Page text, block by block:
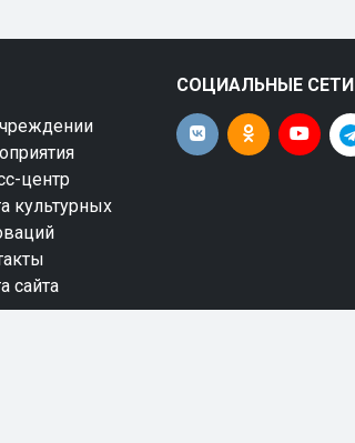
центр
культурных
сайта
СОЦИАЛЬНЫЕ СЕТИ